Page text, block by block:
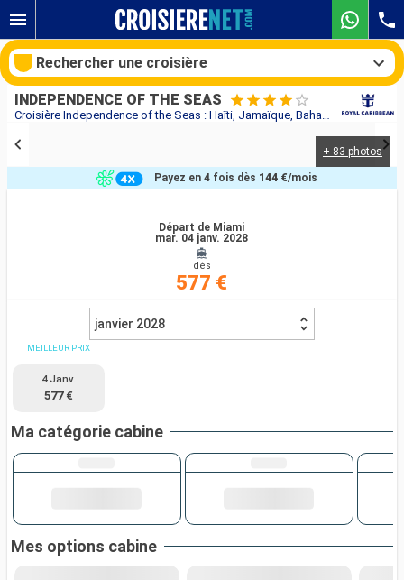
Croisière Independence of the Seas : Haïti, Jamaïque, Bahamas, États-Unis au départ de Miami
INDEPENDENCE OF THE SEAS
+ 83 photos
Départ de Miami
mar. 04 janv. 2028
dès
577 €
Payez en 4 fois dès 144 €/mois
janvier 2028
MEILLEUR PRIX
4 Janv.
577 €
Ma catégorie cabine
Mes options cabine
Rechercher une croisière
Compagnies
Rechercher